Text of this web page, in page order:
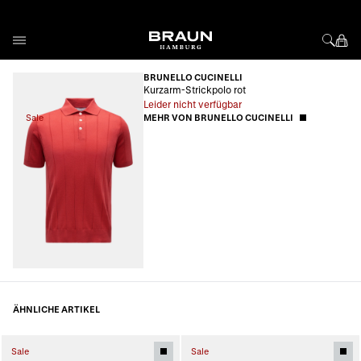
Sale
BRUNELLO CUCINELLI
Kurzarm-Strickpolo rot
Leider nicht verfügbar
MEHR VON BRUNELLO CUCINELLI
ÄHNLICHE ARTIKEL
Sale Sale